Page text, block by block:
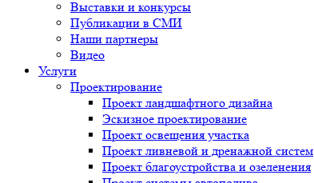
Выставки и конкурсы
Публикации в СМИ
Наши партнеры
Видео
Услуги
Проектирование
Проект ландшафтного дизайна
Эскизное проектирование
Проект освещения участка
Проект ливневой и дренажной систем
Проект благоустройства и озеленения